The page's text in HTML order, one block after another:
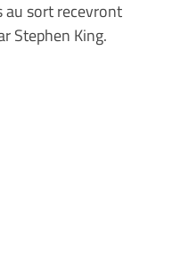
au sort recevront
Stephen King.